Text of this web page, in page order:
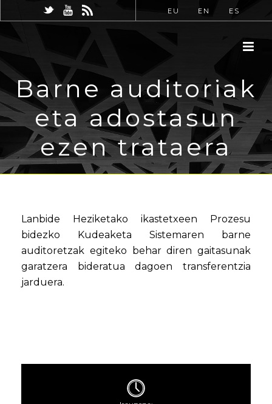
EU EN ES
Barne auditoriak
eta adostasun
ezen trataera
Lanbide Heziketako ikastetxeen Prozesu
bidezko Kudeaketa Sistemaren barne
auditoretzak egiteko behar diren gaitasunak
garatzera bideratua dagoen transferentzia
jarduera.